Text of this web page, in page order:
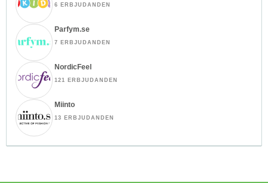
6 ERBJUDANDEN
Parfym.se
7 ERBJUDANDEN
NordicFeel
121 ERBJUDANDEN
Miinto
13 ERBJUDANDEN